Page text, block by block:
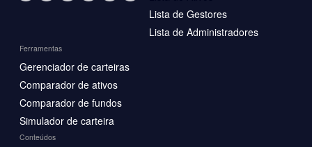
Lista de Gestores
Lista de Administradores
Ferramentas
Gerenciador de carteiras
Comparador de ativos
Comparador de fundos
Simulador de carteira
Conteúdos